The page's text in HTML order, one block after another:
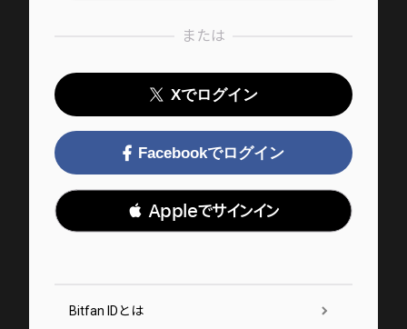
または
Xでログイン
Facebookでログイン
 Appleでサインイン
Bitfan IDとは